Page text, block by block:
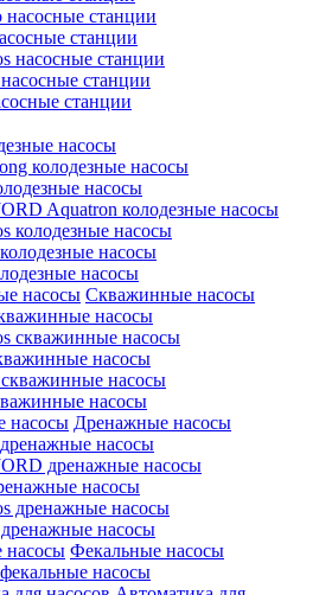
насосные станции
станции
насосные станции
станции
станции
насосы
колодезные насосы
насосы
Aquatron колодезные насосы
колодезные насосы
насосы
насосы
Скважинные насосы
насосы
скважинные насосы
насосы
скважинные насосы
насосы
Дренажные насосы
насосы
дренажные насосы
насосы
дренажные насосы
дренажные насосы
Фекальные насосы
насосы